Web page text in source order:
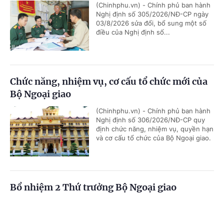
(Chinhphu.vn) - Chính phủ ban hành
Nghị định số 305/2026/NĐ-CP ngày
03/8/2026 sửa đổi, bổ sung một số
điều của Nghị định số...
Chức năng, nhiệm vụ, cơ cấu tổ chức mới của
Bộ Ngoại giao
(Chinhphu.vn) - Chính phủ ban hành
Nghị định số 306/2026/NĐ-CP quy
định chức năng, nhiệm vụ, quyền hạn
và cơ cấu tổ chức của Bộ Ngoại giao.
Bổ nhiệm 2 Thứ trưởng Bộ Ngoại giao